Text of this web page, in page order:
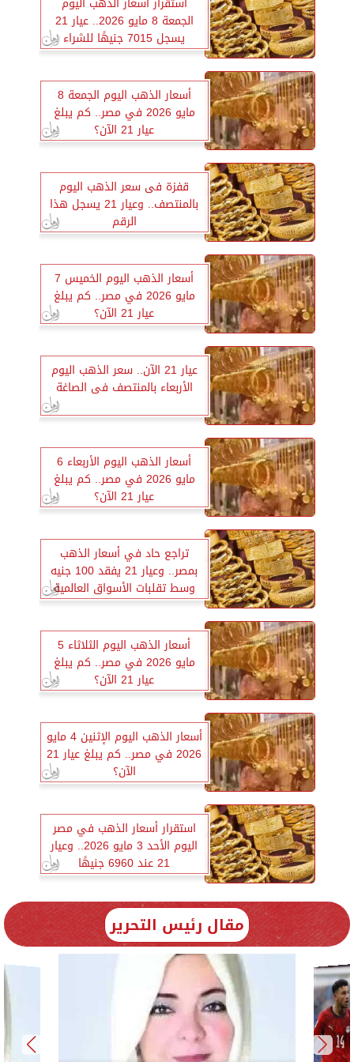
الجمعة 8 مايو 2026.. عيار 21
يسجل 7015 جنيهًا للشراء
أسعار الذهب اليوم الجمعة 8
مايو 2026 في مصر.. كم يبلغ
عيار 21 الآن؟
قفزة فى سعر الذهب اليوم
بالمنتصف.. وعيار 21 يسجل هذا
الرقم
أسعار الذهب اليوم الخميس 7
مايو 2026 في مصر.. كم يبلغ
عيار 21 الآن؟
عيار 21 الآن.. سعر الذهب اليوم
الأربعاء بالمنتصف فى الصاغة
أسعار الذهب اليوم الأربعاء 6
مايو 2026 في مصر.. كم يبلغ
عيار 21 الآن؟
تراجع حاد في أسعار الذهب
بمصر.. وعيار 21 يفقد 100 جنيه
وسط تقلبات الأسواق العالمية
أسعار الذهب اليوم الثلاثاء 5
مايو 2026 في مصر.. كم يبلغ
عيار 21 الآن؟
أسعار الذهب اليوم الإثنين 4 مايو
2026 في مصر.. كم يبلغ عيار 21
الآن؟
استقرار أسعار الذهب في مصر
اليوم الأحد 3 مايو 2026.. وعيار
21 عند 6960 جنيهًا
مقال رئيس التحرير